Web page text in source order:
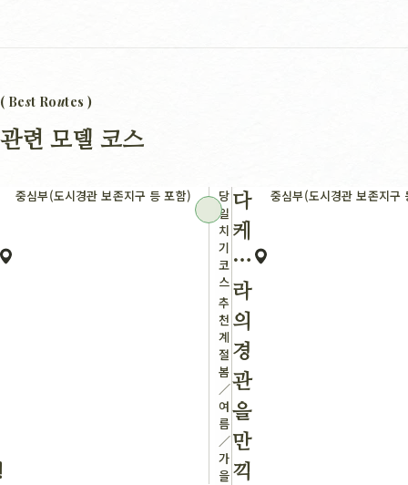
( Best Routes )
관련 모델 코스
중심부(도시경관 보존지구 등 포함)
당
일
치
기
코
스
추
천
계
절：
봄
／
여
름
／
가
을
다
케
하
라
의
경
관
을
만
끽
중심부(도시경관 보존지구